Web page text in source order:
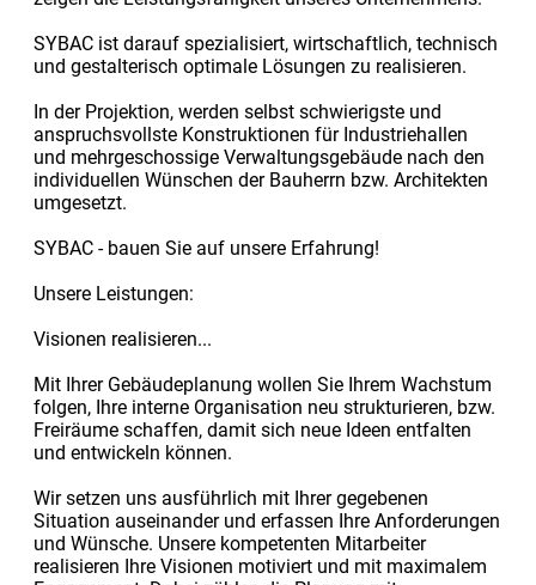
SYBAC ist darauf spezialisiert, wirtschaftlich, technisch
und gestalterisch optimale Lösungen zu realisieren.
In der Projektion, werden selbst schwierigste und
anspruchs­vollste Kon­struk­tionen für Industriehallen
und mehrgeschossige Verwaltungs­gebäude nach den
individuellen Wünschen der Bauherrn bzw. Architekten
umge­setzt.
SYBAC - bauen Sie auf unsere Erfahrung!
Unsere Leistungen:
Visionen realisieren...
Mit Ihrer Gebäudeplanung wollen Sie Ihrem Wachstum
folgen, Ihre in­terne Organi­sation neu strukturieren, bzw.
Freiräume schaffen, damit sich neue Ideen entfalten
und entwickeln können.
Wir setzen uns ausführlich mit Ihrer gegebenen
Situation auseinander und erfassen Ihre Anforderungen
und Wünsche. Unsere kompetenten Mitarbeiter
realisieren Ihre Visionen motiviert und mit maximalem